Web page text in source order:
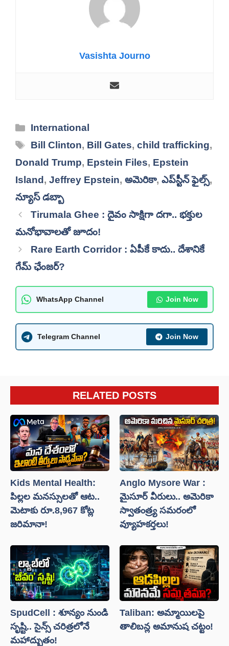
Vasishta Journo
Categories
International
Tags
Bill Clinton, Bill Gates,child trafficking,
Donald Trump, Epstein Files, Epstein
Island , Jeffrey Epstein, అమెరికా, ఎప్‌స్టీన్ ఫైల్స్,
న్యూస్ డబ్బా
Tirumala Ghee : దైవం సాక్షిగా దగా.. భక్తుల
మనోభావాలతో జూదం!
Rare Earth Corridor : ఏపీకే కాదు.. దేశానికే
గేమ్ ఛేంజర్?
WhatsApp Channel Join Now
Telegram Channel Join Now
RELATED POSTS
Kids Mental Health:
పిల్లల మనస్సులతో ఆట..
మెటాకు రూ.8,967 కోట్ల
జరిమానా!
Anglo Mysore War :
మైసూర్ వీరులు.. అమెరికా
స్వాతంత్ర్య సమరంలో
వ్యూహకర్తలు!
SpudCell : శూన్యం నుండి
సృష్టి.. సైన్స్ చరిత్రలోనే
మహాద్భుతం!
Taliban: అమ్మాయిలపై
తాలిబన్ల అమానుష చట్టం!